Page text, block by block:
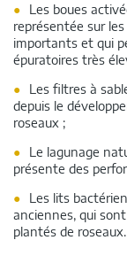
Les boues
représentée sur
importants et qui
épuratoires très
Les filtres à
depuis le
roseaux ;
Le lagunage
présente des
Les lits
anciennes, qui
plantés de roseaux.